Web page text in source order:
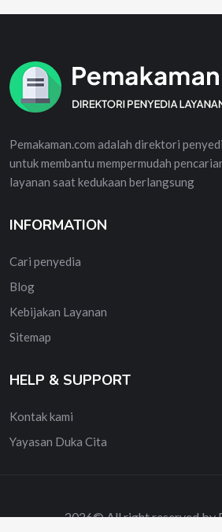
Pemakaman.com adalah direktori
untuk membantu mempermudah
layanan saat kedukaan berlangsung
INFORMATION
Cari penyedia
Blog
Kebijakan Layanan
Sitemap
HELP & SUPPORT
Kontak kami
Yayasan Duka Cita
2026© All right reserved by